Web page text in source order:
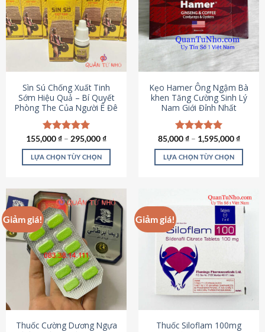
thể.
Các
tùy
chọn
có
thể
được
chọn
trên
trang
sản
phẩm
Sìn Sú Chống Xuất Tinh
Sớm Hiệu Quả – Bí Quyết
Phòng The Của Người Ê Đê
Được xếp
hạng4.95
5 sao
155,000₫ – 295,000₫
LỰA CHỌN TÙY CHỌN
này
có
nhiều
biến
thể.
Các
tùy
chọn
có
thể
Kẹo Hamer Ông Ngậm Bà
khen Tăng Cường Sinh Lý
Nam Giới Đỉnh Nhất
Được xếp
hạng5.00
5 sao
85,000₫– 1,595,000₫
LỰA CHỌN TÙY CHỌN
này
nhiều
biến
tùy
chọn
có
được
Giảm giá!
Thuốc Cường Dương Ngựa
Giảm giá!
Thuốc Siloflam 100mg